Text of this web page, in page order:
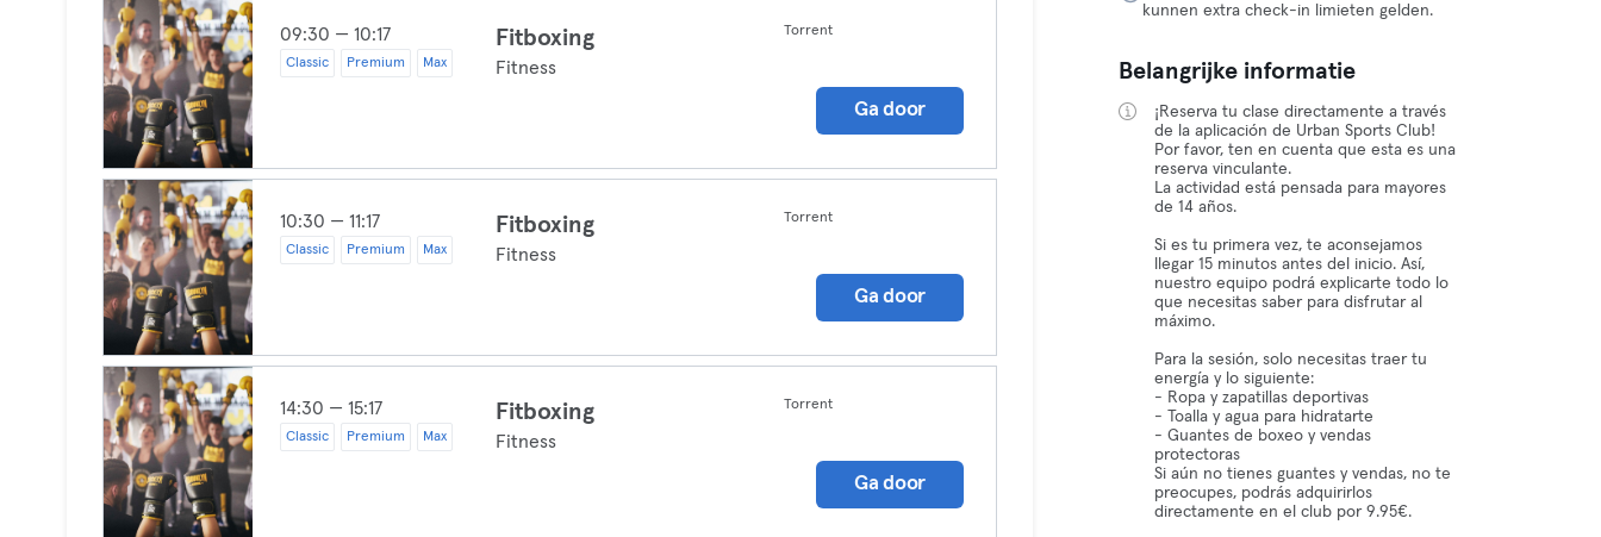
09:30 — 10:17
Classic Premium Max
Fitboxing
Fitness
Torrent
Ga door
10:30 — 11:17
Classic Premium Max
Fitboxing
Fitness
Torrent
Ga door
14:30 — 15:17
Classic Premium Max
Fitboxing
Fitness
Torrent
Ga door
kunnen extra check-in limieten gelden.
Belangrijke informatie
¡Reserva tu clase directamente a través
de la aplicación de Urban Sports Club!
Por favor, ten en cuenta que esta es una
reserva vinculante.
La actividad está pensada para mayores
de 14 años.
Si es tu primera vez, te aconsejamos
llegar 15 minutos antes del inicio. Así,
nuestro equipo podrá explicarte todo lo
que necesitas saber para disfrutar al
máximo.
Para la sesión, solo necesitas traer tu
energía y lo siguiente:
- Ropa y zapatillas deportivas
- Toalla y agua para hidratarte
- Guantes de boxeo y vendas
protectoras
Si aún no tienes guantes y vendas, no te
preocupes, podrás adquirirlos
directamente en el club por 9.95€.